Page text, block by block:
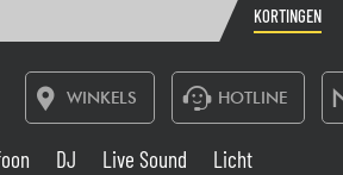
KORTINGEN
WINKELS HOTLINE
France
DJ Live Sound Licht